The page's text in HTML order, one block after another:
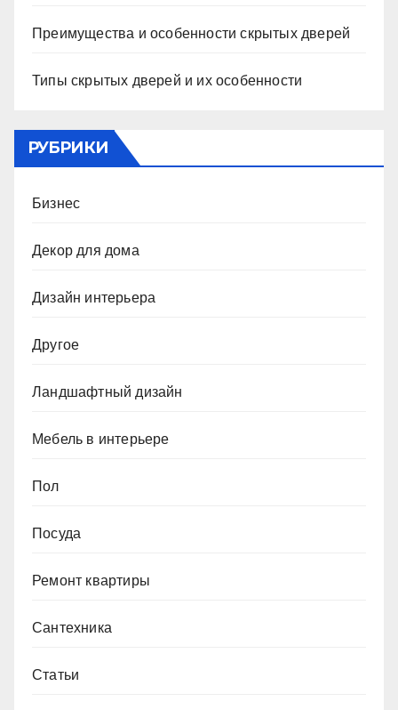
Преимущества и особенности скрытых дверей
Типы скрытых дверей и их особенности
РУБРИКИ
Бизнес
Декор для дома
Дизайн интерьера
Другое
Ландшафтный дизайн
Мебель в интерьере
Пол
Посуда
Ремонт квартиры
Сантехника
Статьи